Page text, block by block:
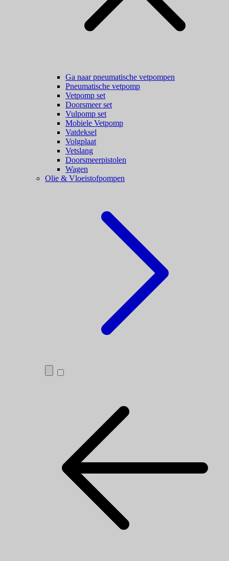
Ga naar pneumatische vetpompen
Pneumatische vetpomp
Vetpomp set
Doorsmeer set
Vulpomp set
Mobiele Vetpomp
Vatdeksel
Volgplaat
Vetslang
Doorsmeerpistolen
Wagen
Olie & Vloeistofpompen